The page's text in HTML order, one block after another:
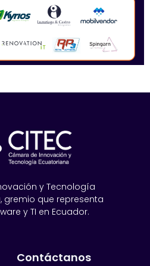
y Tecnología
gremio que representa
y TI en Ecuador.
Contáctanos